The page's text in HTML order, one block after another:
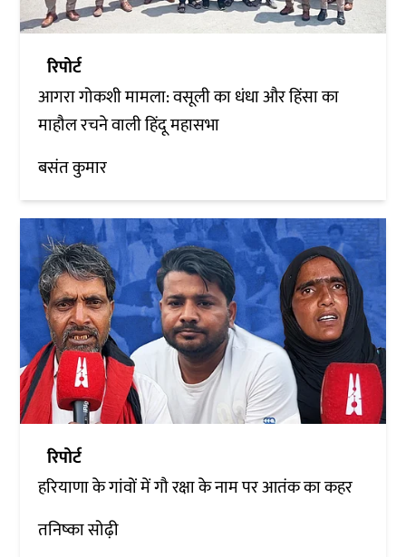
रिपोर्ट
आगरा गोकशी मामला: वसूली का धंधा और हिंसा का
माहौल रचने वाली हिंदू महासभा
बसंत कुमार
रिपोर्ट
हरियाणा के गांवों में गौ रक्षा के नाम पर आतंक का कहर
तनिष्का सोढ़ी